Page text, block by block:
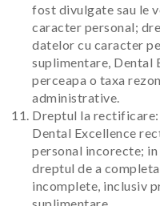
fost divulgate sau le
caracter personal;
datelor cu caracter
suplimentare, Dental
perceapa o taxa
administrative.
Dreptul la
Dental Excellence
personal incorecte;
dreptul de a
incomplete, inclusiv